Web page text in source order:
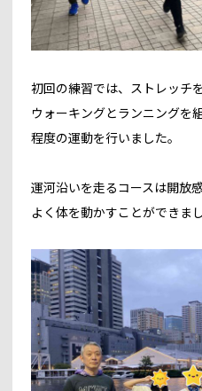
初回の練習では、ストレッチ
ウォーキングとランニングを
程度の運動を行いました。
運河沿いを走るコースは開放
よく体を動かすことができまし